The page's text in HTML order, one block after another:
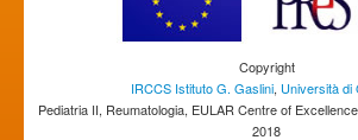
Copyright
IRCCS Istituto G. Gaslini, Università di
Pediatria II, Reumatologia, EULAR Centre of
2018